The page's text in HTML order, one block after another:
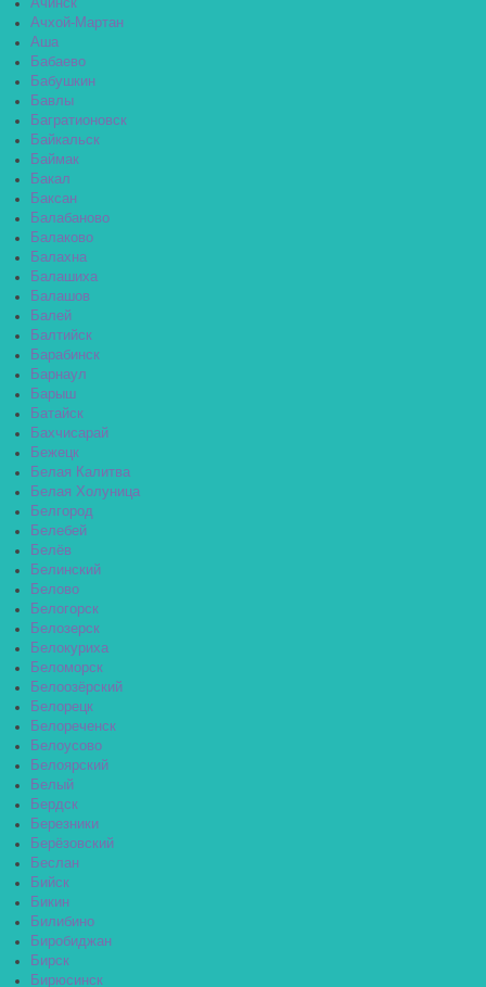
Ачинск
Ачхой-Мартан
Аша
Бабаево
Бабушкин
Бавлы
Багратионовск
Байкальск
Баймак
Бакал
Баксан
Балабаново
Балаково
Балахна
Балашиха
Балашов
Балей
Балтийск
Барабинск
Барнаул
Барыш
Батайск
Бахчисарай
Бежецк
Белая Калитва
Белая Холуница
Белгород
Белебей
Белёв
Белинский
Белово
Белогорск
Белозерск
Белокуриха
Беломорск
Белоозёрский
Белорецк
Белореченск
Белоусово
Белоярский
Белый
Бердск
Березники
Берёзовский
Беслан
Бийск
Бикин
Билибино
Биробиджан
Бирск
Бирюсинск